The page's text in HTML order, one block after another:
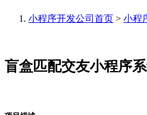
小程序开发公司首页 > 小程
盲盒匹配交友小程序